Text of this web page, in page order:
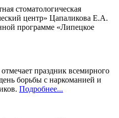
стоматологическая
центр» Цапаликова Е.А.
программе «Липецкое
праздник всемирного
борьбы с наркоманией и
Подробнее...